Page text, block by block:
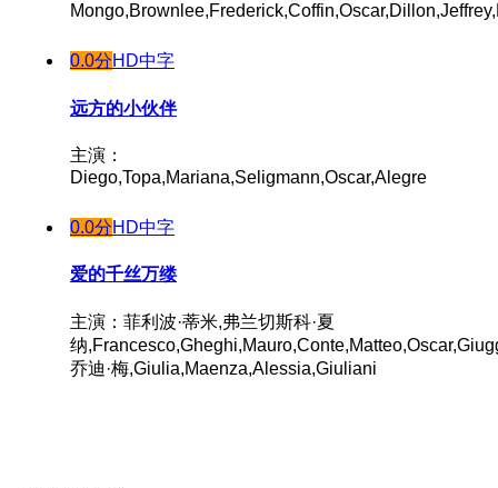
0.0分HD中字
远方的小伙伴
主演：
Diego,Topa,Mariana,Seligmann,Oscar,Alegre
0.0分HD中字
爱的千丝万缕
主演：菲利波·蒂米,弗兰切斯科·夏
纳
乔迪·梅,Giulia,Maenza,Alessia,Giuliani